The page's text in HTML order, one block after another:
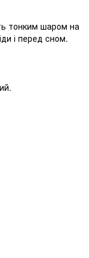
тонким шаром на
і перед сном.